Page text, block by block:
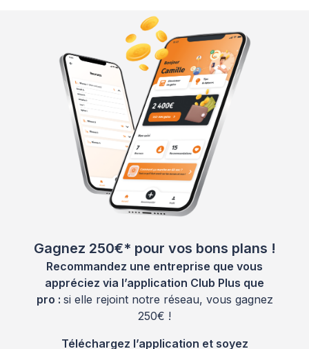
Gagnez 250€* pour vos bons plans !
Recommandez une entreprise que vous
appréciez via l’application Club Plus que
pro : si elle rejoint notre réseau, vous gagnez
250€ !
Téléchargez l’application et soyez